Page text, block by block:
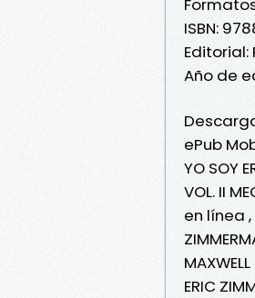
ISBN:
Editorial:
Año de
ePub
YO SOY
VOL. II
en línea ,
ERIC